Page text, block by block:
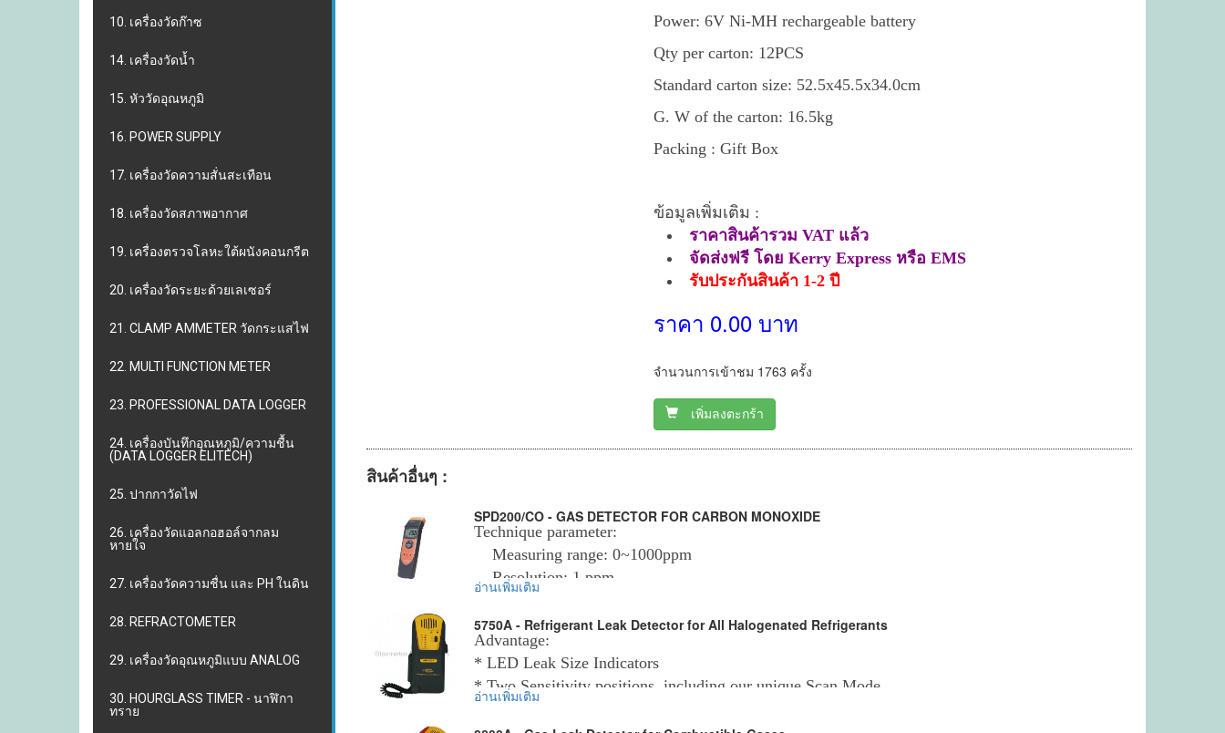
10. เครื่องวัดก๊าซ
14. เครื่องวัดน้ำ
15. หัววัดอุณหภูมิ
16. POWER SUPPLY
17. เครื่องวัดความสั่นสะเทือน
18. เครื่องวัดสภาพอากาศ
19. เครื่องตรวจโลหะใต้ผนังคอนกรีต
20. เครื่องวัดระยะด้วยเลเซอร์
21. CLAMP AMMETER วัดกระแสไฟ
22. MULTI FUNCTION METER
23. PROFESSIONAL DATA LOGGER
24. เครื่องบันทึกอุณหภูมิ/ความชื้น
(DATA LOGGER ELITECH)
25. ปากกาวัดไฟ
26. เครื่องวัดแอลกอฮอล์จากลม
หายใจ
27. เครื่องวัดความชื่น และ PH ในดิน
28. REFRACTOMETER
29. เครื่องวัดอุณหภูมิแบบ ANALOG
30. HOURGLASS TIMER - นาฬิกา
ทราย
Power: 6V Ni-MH rechargeable battery
Qty per carton: 12PCS
Standard carton size: 52.5x45.5x34.0cm
G. W of the carton: 16.5kg
Packing : Gift Box
ข้อมูลเพิ่มเติม :
ราคาสินค้ารวม VAT แล้ว
จัดส่งฟรี โดย Kerry Express หรือ EMS
รับประกันสินค้า 1-2 ปี
ราคา 0.00 บาท
จำนวนการเข้าชม 1763 ครั้ง
เพิ่มลงตะกร้า
สินค้าอื่นๆ :
SPD200/CO - GAS DETECTOR FOR CARBON MONOXIDE
Technique parameter:
Measuring range: 0~1000ppm
Resolution: 1 ppm
Alarming: acousto-optic
Operation temp: -10~50℃ (14~122℉)
Operation humidity: 0~99%RH
Senor: electrochemistry sensor
อ่านเพิ่มเติม
5750A - Refrigerant Leak Detector for All Halogenated Refrigerants
Advantage:
* LED Leak Size Indicators
* Two Sensitivity positions, including our unique Scan Mode
อ่านเพิ่มเติม